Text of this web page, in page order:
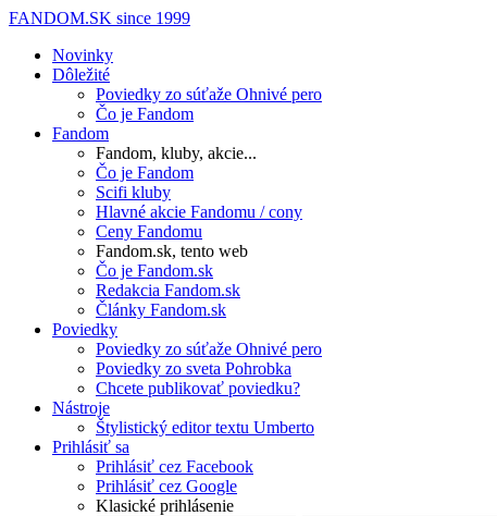
FANDOM.SK since 1999
Novinky
Dôležité
Poviedky zo súťaže Ohnivé pero
Čo je Fandom
Fandom
Fandom, kluby, akcie...
Čo je Fandom
Scifi kluby
Hlavné akcie Fandomu / cony
Ceny Fandomu
Fandom.sk, tento web
Čo je Fandom.sk
Redakcia Fandom.sk
Články Fandom.sk
Poviedky
Poviedky zo súťaže Ohnivé pero
Poviedky zo sveta Pohrobka
Chcete publikovať poviedku?
Nástroje
Štylistický editor textu Umberto
Prihlásiť sa
Prihlásiť cez Facebook
Prihlásiť cez Google
Klasické prihlásenie